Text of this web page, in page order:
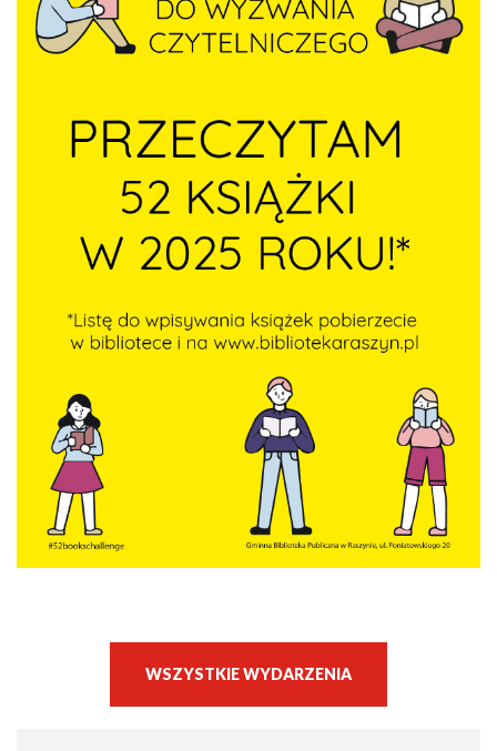
WSZYSTKIE WYDARZENIA